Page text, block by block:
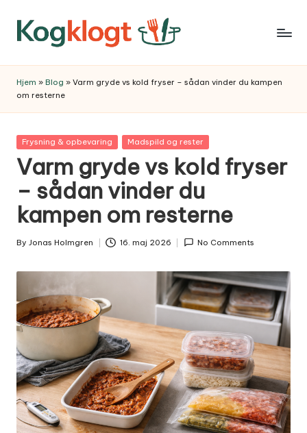
content
Hjem » Blog » Varm gryde vs kold fryser – sådan vinder du kampen
om resterne
Posted
Frysning & opbevaring Madspild og rester
Varm gryde vs kold fryser
– sådan vinder du
kampen om resterne
Posted
By Jonas Holmgren 16. maj 2026 No Comments